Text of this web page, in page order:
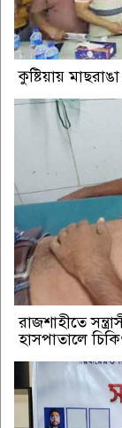
কুষ্টিয়ায়
রাজশাহীতে
হাসপাতালে